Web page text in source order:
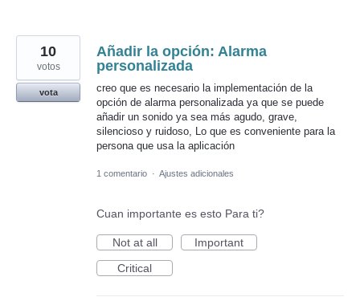
Añadir la opción: Alarma
personalizada
creo que es necesario la implementación de la
opción de alarma personalizada ya que se puede
añadir un sonido ya sea más agudo, grave,
silencioso y ruidoso, Lo que es conveniente para la
persona que usa la aplicación
10
votos
vota
1 comentario · Ajustes adicionales
Cuan importante es esto Para ti?
Not at all
Important
Critical